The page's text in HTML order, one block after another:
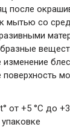
после
мытью со
поверхность
от +5 °С до